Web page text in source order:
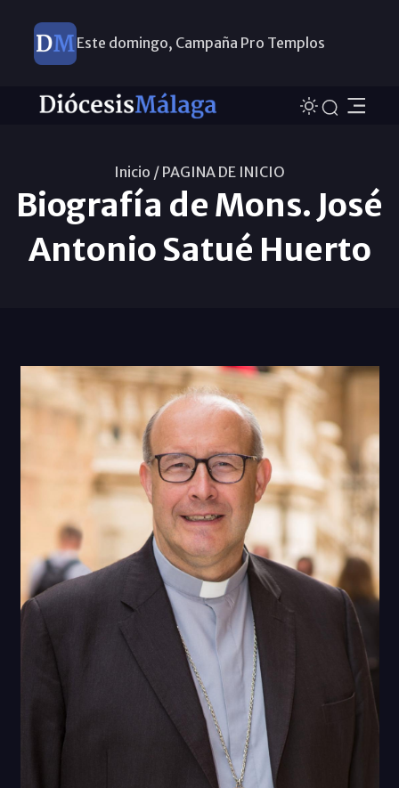
Este domingo, Campaña Pro Templos
Inicio / PAGINA DE INICIO
Biografía de Mons. José
Antonio Satué Huerto